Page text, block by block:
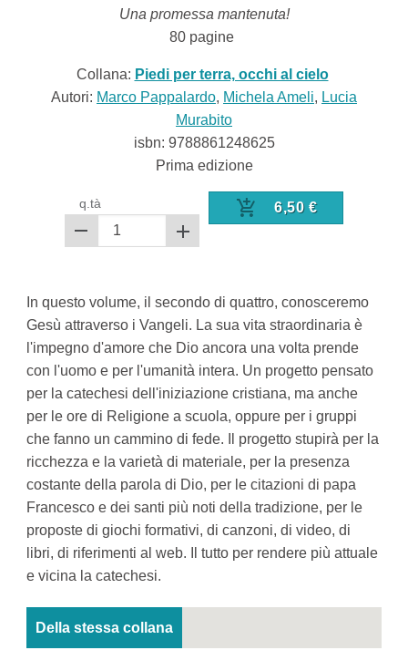
Una promessa mantenuta!
80 pagine
Collana: Piedi per terra, occhi al cielo
Autori: Marco Pappalardo, Michela Ameli, Lucia
Murabito
isbn: 9788861248625
Prima edizione
q.tà 6,50 €
In questo volume, il secondo di quattro, conosceremo
Gesù attraverso i Vangeli. La sua vita straordinaria è
l'impegno d'amore che Dio ancora una volta prende
con l'uomo e per l'umanità intera. Un progetto pensato
per la catechesi dell'iniziazione cristiana, ma anche
per le ore di Religione a scuola, oppure per i gruppi
che fanno un cammino di fede. Il progetto stupirà per la
ricchezza e la varietà di materiale, per la presenza
costante della parola di Dio, per le citazioni di papa
Francesco e dei santi più noti della tradizione, per le
proposte di giochi formativi, di canzoni, di video, di
libri, di riferimenti al web. Il tutto per rendere più attuale
e vicina la catechesi.
Della stessa collana